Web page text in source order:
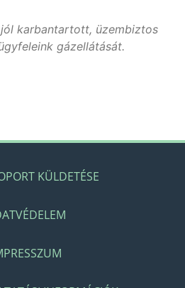
karbantartott, üzembiztos
gázellátását.
KÜLDETÉSE